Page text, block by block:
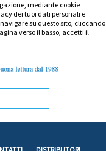
mediante cookie
dei tuoi dati personali e
su questo sito, cliccando
verso il basso, accetti il